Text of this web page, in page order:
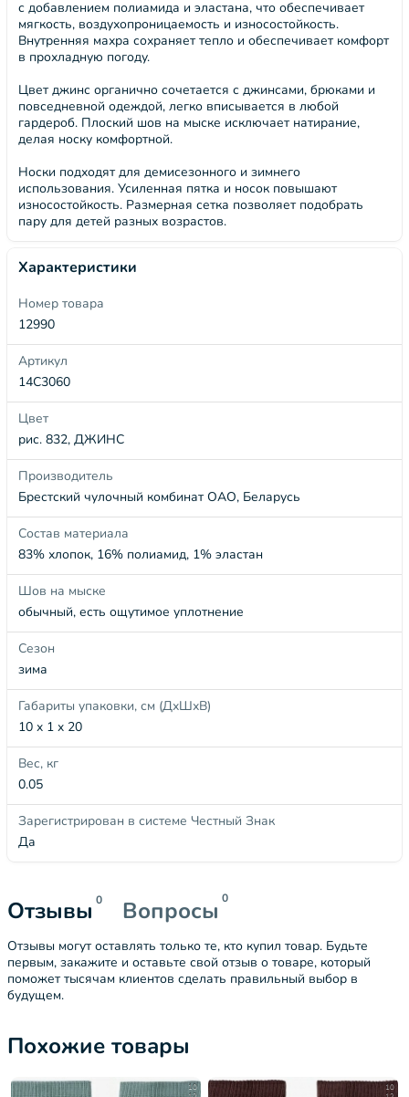
с добавлением полиамида и эластана, что обеспечивает
мягкость, воздухопроницаемость и износостойкость.
Внутренняя махра сохраняет тепло и обеспечивает комфорт
в прохладную погоду.
Цвет джинс органично сочетается с джинсами, брюками и
повседневной одеждой, легко вписывается в любой
гардероб. Плоский шов на мыске исключает натирание,
делая носку комфортной.
Носки подходят для демисезонного и зимнего
использования. Усиленная пятка и носок повышают
износостойкость. Размерная сетка позволяет подобрать
пару для детей разных возрастов.
Характеристики
Номер товара
12990
Артикул
14С3060
Цвет
рис. 832, ДЖИНС
Производитель
Брестский чулочный комбинат ОАО, Беларусь
Состав материала
83% хлопок, 16% полиамид, 1% эластан
Шов на мыске
обычный, есть ощутимое уплотнение
Сезон
зима
Габариты упаковки, см (ДхШхВ)
10 x 1 x 20
Вес, кг
0.05
Зарегистрирован в системе Честный Знак
Да
Отзывы 0 Вопросы 0
Отзывы могут оставлять только те, кто купил товар. Будьте
первым, закажите и оставьте свой отзыв о товаре, который
поможет тысячам клиентов сделать правильный выбор в
будущем.
Похожие товары
10
10